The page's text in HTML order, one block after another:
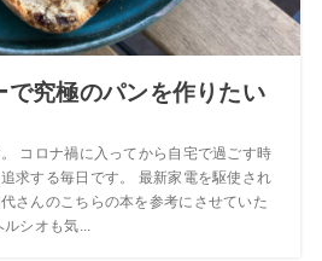
で究極のパンを作りたい
コロナ禍に入ってから自宅で過ごす時
求する毎日です。 最新家電を駆使され
さんのこちらの本を参考にさせていた
シオも気...